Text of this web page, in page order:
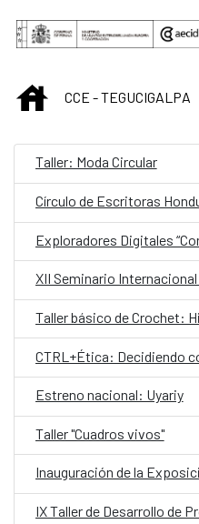
Saltar al contenido
INICIOCCE - TEGUCIGALPA
Taller: Moda Circular
XII Seminario
Taller básico de Crochet:
CTRL+Ética: Decidiendo
Estreno nacional: Uyariy
Taller "Cuadros vivos"